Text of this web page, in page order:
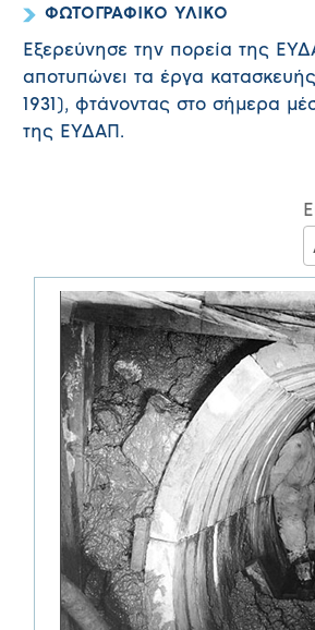
ΦΩΤΟΓΡΑΦΙΚΟ ΥΛΙΚΟ
Εξερεύνησε την πορεία της
αποτυπώνει τα έργα
1931), φτάνοντας στο σήμερα
της ΕΥΔΑΠ.